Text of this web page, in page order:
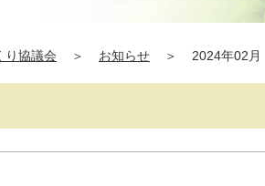
り協議会 ＞ お知らせ ＞ 2024年02月